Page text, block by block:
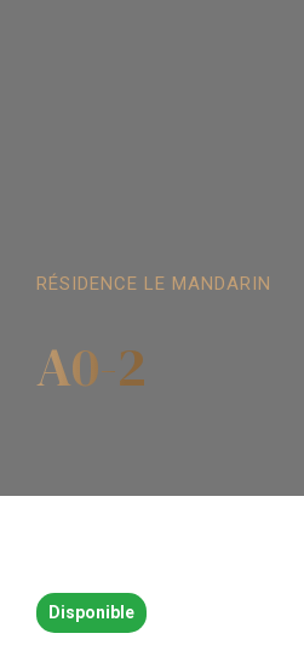
RÉSIDENCE LE MANDARIN
A0-2
Disponible